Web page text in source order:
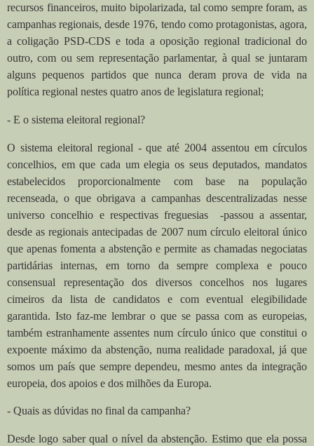
recursos financeiros, muito bipolarizada, tal como sempre foram, as
campanhas regionais, desde 1976, tendo como protagonistas, agora,
a coligação PSD-CDS e toda a oposição regional tradicional do
outro, com ou sem representação parlamentar, à qual se juntaram
alguns pequenos partidos que nunca deram prova de vida na
política regional nestes quatro anos de legislatura regional;
- E o sistema eleitoral regional?
O sistema eleitoral regional - que até 2004 assentou em círculos
concelhios, em que cada um elegia os seus deputados, mandatos
estabelecidos proporcionalmente com base na população
recenseada, o que obrigava a campanhas descentralizadas nesse
universo concelhio e respectivas freguesias
-passou a assentar,
desde as regionais antecipadas de 2007 num círculo eleitoral único
que apenas fomenta a abstenção e permite as chamadas negociatas
partidárias internas, em torno da sempre complexa e pouco
consensual representação dos diversos concelhos nos lugares
cimeiros da lista de candidatos e com eventual elegibilidade
garantida. Isto faz-me lembrar o que se passa com as europeias,
também estranhamente assentes num círculo único que constitui o
expoente máximo da abstenção, numa realidade paradoxal, já que
somos um país que sempre dependeu, mesmo antes da integração
europeia, dos apoios e dos milhões da Europa.
- Quais as dúvidas no final da campanha?
Desde logo saber qual o nível da abstenção. Estimo que ela possa